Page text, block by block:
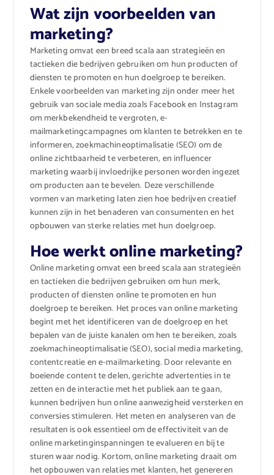
Wat zijn voorbeelden van
marketing?
Marketing omvat een breed scala aan strategieën en
tactieken die bedrijven gebruiken om hun producten of
diensten te promoten en hun doelgroep te bereiken.
Enkele voorbeelden van marketing zijn onder meer het
gebruik van sociale media zoals Facebook en Instagram
om merkbekendheid te vergroten, e-
mailmarketingcampagnes om klanten te betrekken en te
informeren, zoekmachineoptimalisatie (SEO) om de
online zichtbaarheid te verbeteren, en influencer
marketing waarbij invloedrijke personen worden ingezet
om producten aan te bevelen. Deze verschillende
vormen van marketing laten zien hoe bedrijven creatief
kunnen zijn in het benaderen van consumenten en het
opbouwen van sterke relaties met hun doelgroep.
Hoe werkt online marketing?
Online marketing omvat een breed scala aan strategieën
en tactieken die bedrijven gebruiken om hun merk,
producten of diensten online te promoten en hun
doelgroep te bereiken. Het proces van online marketing
begint met het identificeren van de doelgroep en het
bepalen van de juiste kanalen om hen te bereiken, zoals
zoekmachineoptimalisatie (SEO), social media marketing,
contentcreatie en e-mailmarketing. Door relevante en
boeiende content te delen, gerichte advertenties in te
zetten en de interactie met het publiek aan te gaan,
kunnen bedrijven hun online aanwezigheid versterken en
conversies stimuleren. Het meten en analyseren van de
resultaten is ook essentieel om de effectiviteit van de
online marketinginspanningen te evalueren en bij te
sturen waar nodig. Kortom, online marketing draait om
het opbouwen van relaties met klanten, het genereren